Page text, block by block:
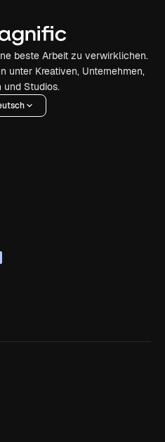
beste Arbeit zu verwirklichen.
unter Kreativen, Unternehmen,
und Studios.